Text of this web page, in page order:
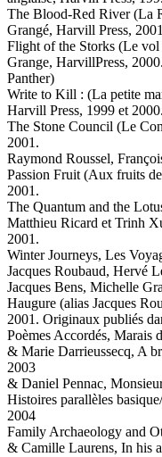
The Blood-Red River (La
Grangé, Harvill Press,
Flight of the Storks (Le vol
Grange, HarvillPress,
Panther)
Write to Kill : (La petite
Harvill Press, 1999 et 2000.
The Stone Council (Le
2001.
Raymond Roussel,
Passion Fruit (Aux fruits
2001.
The Quantum and the
Matthieu Ricard et Trinh
2001.
Winter Journeys, Les
Jacques Roubaud, Hervé
Jacques Bens, Michelle
Haugure (alias Jacques
2001. Originaux publiés
Poèmes Accordés, Marais
& Marie Darrieussecq, A
2003
& Daniel Pennac,
Histoires parallèles
2004
Family Archaeology and
& Camille Laurens, In his